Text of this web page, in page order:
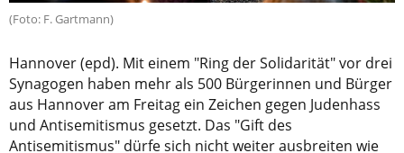
(Foto: F. Gartmann)
Hannover (epd). Mit einem "Ring der Solidarität" vor drei
Synagogen haben mehr als 500 Bürgerinnen und Bürger
aus Hannover am Freitag ein Zeichen gegen Judenhass
und Antisemitismus gesetzt. Das "Gift des
Antisemitismus" dürfe sich nicht weiter ausbreiten wie